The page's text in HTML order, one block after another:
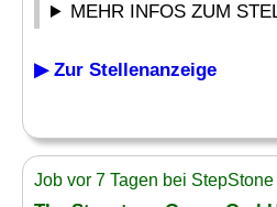
MEHR INFOS ZUM
▶ Zur Stellenanzeige
Job vor 7 Tagen bei